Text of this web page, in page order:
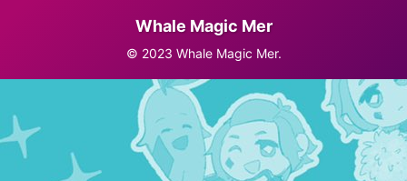
Whale Magic Mer
© 2023 Whale Magic Mer.